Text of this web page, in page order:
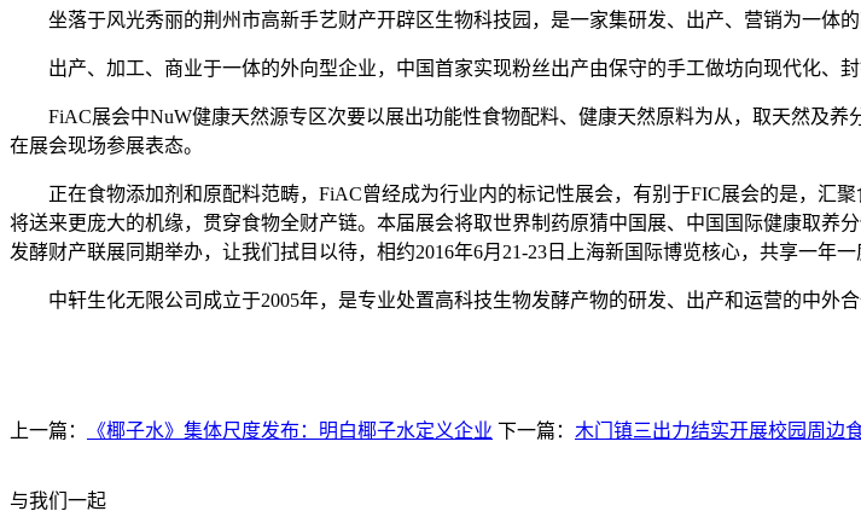
坐落于风光秀丽的荆州市高新手艺财产开辟区生物科技园，是一家集研发、出产、营销为一体的
出产、加工、商业于一体的外向型企业，中国首家实现粉丝出产由保守的手工做坊向现代化、封
FiAC展会中NuW健康天然源专区次要以展出功能性食物配料、健康天然原料为从，取天然及养
在展会现场参展表态。
正在食物添加剂和原配料范畴，FiAC曾经成为行业内的标记性展会，有别于FIC展会的是，汇
将送来更庞大的机缘，贯穿食物全财产链。本届展会将取世界制药原猜中国展、中国国际健康取
发酵财产联展同期举办，让我们拭目以待，相约2016年6月21-23日上海新国际博览核心，共享一年一
中轩生化无限公司成立于2005年，是专业处置高科技生物发酵产物的研发、出产和运营的中外合
上一篇： 《椰子水》集体尺度发布：明白椰子水定义企业 下一篇： 木门镇三出力结实开展校园周边
与我们一起